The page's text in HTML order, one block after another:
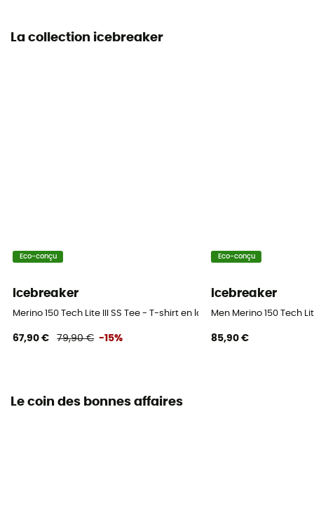
La collection icebreaker
Eco-conçu
icebreaker
Merino 150 Tech Lite III SS Tee - T-shirt en laine mérinos homme
67,90 € 79,90 € -15%
Eco-conçu
icebreaker
Men Merino 150 Tech
85,90 €
Le coin des bonnes affaires